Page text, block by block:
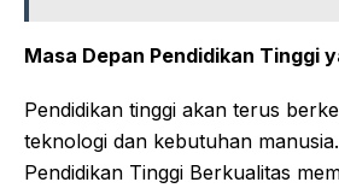
Masa Depan Pendidikan Tinggi
Pendidikan tinggi akan terus
teknologi dan kebutuhan
Pendidikan Tinggi Berkualitas